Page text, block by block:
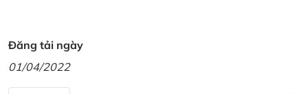
Đăng tải ngày
01/04/2022